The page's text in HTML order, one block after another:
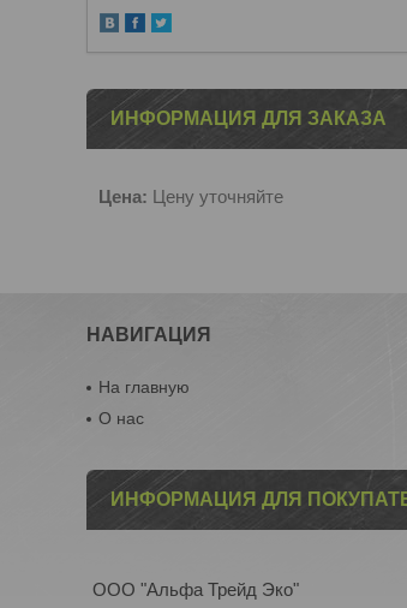
ИНФОРМАЦИЯ ДЛЯ ЗАКАЗА
Цена: Цену уточняйте
НАВИГАЦИЯ
На главную
О нас
ИНФОРМАЦИЯ ДЛЯ
ООО "Альфа Трейд Эко"